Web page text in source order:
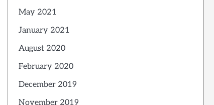
May 2021
January 2021
August 2020
February 2020
December 2019
November 2019